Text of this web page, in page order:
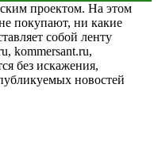
проектом. На этом
покупают, ни какие
собой ленту
kommersant.ru,
без искажения,
новостей